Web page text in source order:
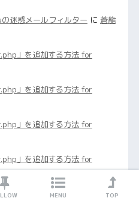
迷惑メールフィルター に 蒼龍
」を追加する方法 for
」を追加する方法 for
」を追加する方法 for
」を追加する方法 for
と止めた方法に より
MENU TOP